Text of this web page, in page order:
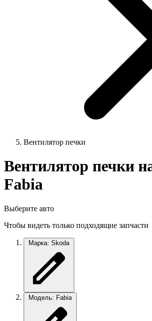
Вентилятор печки
Вентилятор печки
Fabia
Выберите авто
Чтобы видеть только подходящие запчасти
Марка: Skoda
Модель: Fabia